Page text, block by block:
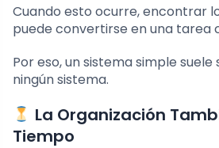
Cuando esto ocurre, encontrar
puede convertirse en una tarea
Por eso, un sistema simple suele
ningún sistema.
La Organización
Tiempo